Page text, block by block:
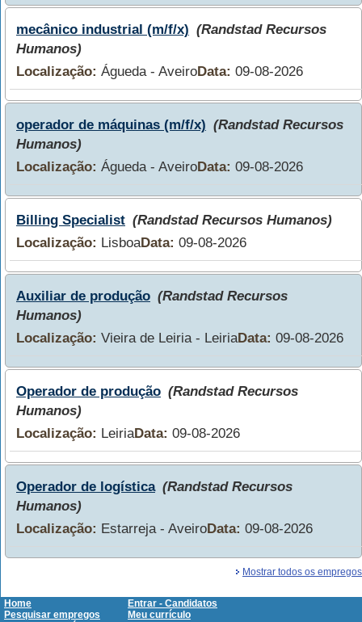
mecânico industrial (m/f/x) (Randstad Recursos
Humanos)
Localização: Águeda - AveiroData: 09-08-2026
operador de máquinas (m/f/x) (Randstad Recursos
Humanos)
Localização: Águeda - AveiroData: 09-08-2026
Billing Specialist (Randstad Recursos Humanos)
Localização: LisboaData: 09-08-2026
Auxiliar de produção (Randstad Recursos
Humanos)
Localização: Vieira de Leiria - LeiriaData: 09-08-2026
Operador de produção (Randstad Recursos
Humanos)
Localização: LeiriaData: 09-08-2026
Operador de logística (Randstad Recursos
Humanos)
Localização: Estarreja - AveiroData: 09-08-2026
Mostrar todos os empregos
Home
Entrar - Candidatos
Pesquisar empregos
Meu currículo